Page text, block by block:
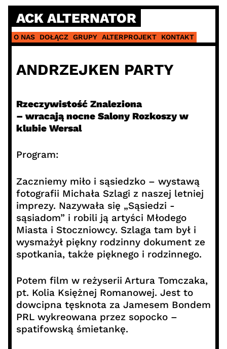
Skip
content
ACK ALTERNATOR
O NAS DOŁĄCZ GRUPY ALTERPROJEKT KONTAKT
ANDRZEJKEN PARTY
Rzeczywistość Znaleziona
– wracają nocne Salony Rozkoszy w
klubie Wersal
Program:
Zaczniemy miło i sąsiedzko – wystawą
fotografii Michała Szlagi z naszej letniej
imprezy. Nazywała się „Sąsiedzi -
sąsiadom” i robili ją artyści Młodego
Miasta i Stoczniowcy. Szlaga tam był i
wysmażył piękny rodzinny dokument ze
spotkania, także pięknego i rodzinnego.
Potem film w reżyserii Artura Tomczaka,
pt. Kolia Księżnej Romanowej. Jest to
dowcipna tęsknota za Jamesem Bondem
PRL wykreowana przez sopocko –
spatifowską śmietankę.